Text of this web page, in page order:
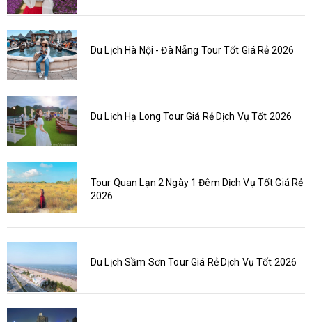
Du Lịch Hà Nội - Đà Nẵng Tour Tốt Giá Rẻ 2026
Du Lịch Hạ Long Tour Giá Rẻ Dịch Vụ Tốt 2026
Tour Quan Lạn 2 Ngày 1 Đêm Dịch Vụ Tốt Giá Rẻ
2026
Du Lịch Sầm Sơn Tour Giá Rẻ Dịch Vụ Tốt 2026